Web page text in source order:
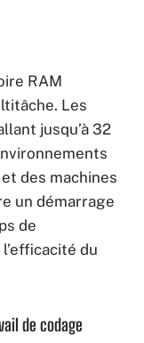
RAM
Les
jusqu’à 32
des machines
un démarrage
de
du
de codage